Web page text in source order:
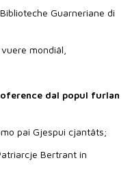
Biblioteche Guarneriane di
mondiâl,
dal popul furlan
pai Gjespui cjantâts;
Bertrant in